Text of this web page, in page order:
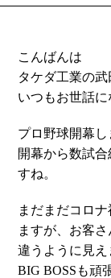
こんばんは
タケダ工業の武
いつもお世話に
プロ野球開幕し
開幕から数試
すね。
まだまだコロ
ますが、お客
違うように見え
BIG BOSSも頑